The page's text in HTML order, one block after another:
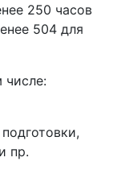
250 часов
504 для
числе:
пр.